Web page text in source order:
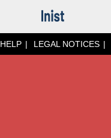
HELP LEGAL NOTICES